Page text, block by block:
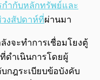
ำกับหลักทรัพย์และ
งสัปดาห์ที่ผ่านมา
งจะทำการเชื่อมโยงตู้
ดำเนินการโดยผู้
กฎระเบียบข้อบังคับ